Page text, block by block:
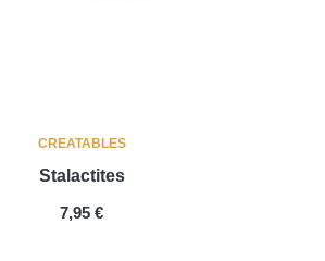
CREATABLES
Stalactites
PRIX
7,95 €